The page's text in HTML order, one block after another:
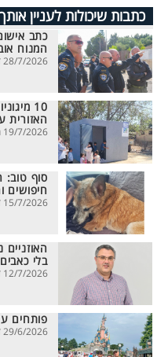
כתבות שיכולות לעניין
כתב
המנוח
28/7/2026 דני ברנר
10
האזורית
19/7/2026 מערכת היום בעמק
סוף טוב:
חיפושים
15/7/2026 דני ברנר
בלי כאבים
12/7/2026 דני ברנר
פותחים
29/6/2026 דני ברנר